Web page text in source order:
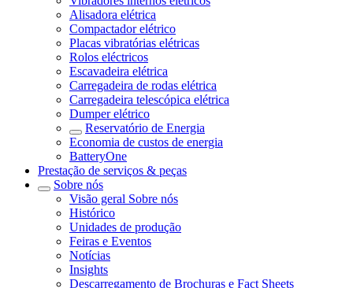
Alisadora elétrica
Compactador elétrico
Placas vibratórias elétricas
Rolos eléctricos
Escavadeira elétrica
Carregadeira de rodas elétrica
Carregadeira telescópica elétrica
Dumper elétrico
Reservatório de Energia
Economia de custos de energia
BatteryOne
Prestação de serviços & peças
Sobre nós
Visão geral Sobre nós
Histórico
Unidades de produção
Feiras e Eventos
Notícias
Insights
Descarregamento de Brochuras e Fact Sheets